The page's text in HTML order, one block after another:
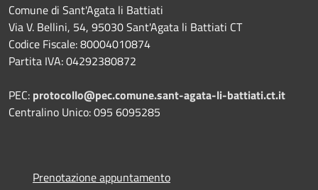
Comune di Sant'Agata li Battiati
Via V. Bellini, 54, 95030 Sant'Agata li Battiati CT
Codice Fiscale: 80004010874
Partita IVA: 04292380872
PEC: protocollo@pec.comune.sant-agata-li-battiati.ct.it
Centralino Unico: 095 6095285
Prenotazione appuntamento